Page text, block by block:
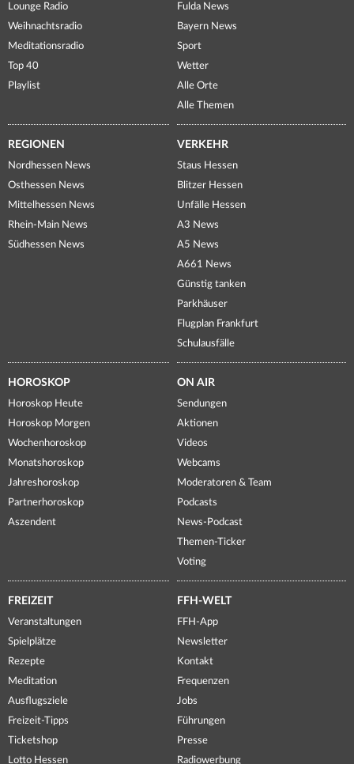
Lounge Radio
Weihnachtsradio
Meditationsradio
Top 40
Playlist
Fulda News
Bayern News
Sport
Wetter
Alle Orte
Alle Themen
REGIONEN
Nordhessen News
Osthessen News
Mittelhessen News
Rhein-Main News
Südhessen News
VERKEHR
Staus Hessen
Blitzer Hessen
Unfälle Hessen
A3 News
A5 News
A661 News
Günstig tanken
Parkhäuser
Flugplan Frankfurt
Schulausfälle
HOROSKOP
Horoskop Heute
Horoskop Morgen
Wochenhoroskop
Monatshoroskop
Jahreshoroskop
Partnerhoroskop
Aszendent
ON AIR
Sendungen
Aktionen
Videos
Webcams
Moderatoren & Team
Podcasts
News-Podcast
Themen-Ticker
Voting
FREIZEIT
Veranstaltungen
Spielplätze
Rezepte
Meditation
Ausflugsziele
Freizeit-Tipps
Ticketshop
Lotto Hessen
FFH-WELT
FFH-App
Newsletter
Kontakt
Frequenzen
Jobs
Führungen
Presse
Radiowerbung